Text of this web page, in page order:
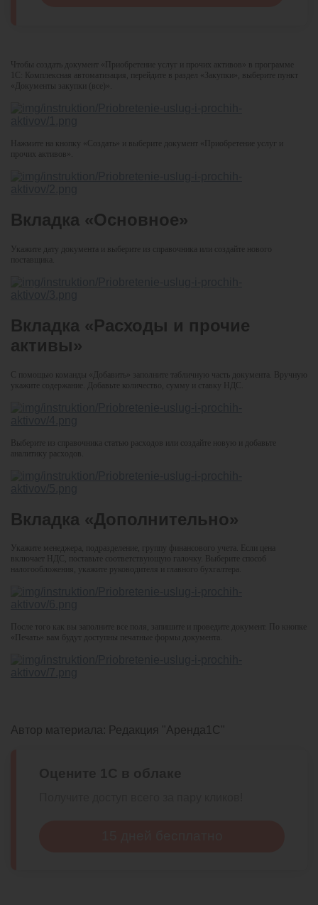
Чтобы создать документ «Приобретение услуг и прочих активов» в программе
1С: Комплексная автоматизация, перейдите в раздел «Закупки», выберите пункт
«Документы закупки (все)».
Нажмите на кнопку «Создать» и выберите документ «Приобретение услуг и
прочих активов».
Вкладка «Основное»
Укажите дату документа и выберите из справочника или создайте нового
поставщика.
Вкладка «Расходы и прочие
активы»
С помощью команды «Добавить» заполните табличную часть документа. Вручную
укажите содержание. Добавьте количество, сумму и ставку НДС.
Выберите из справочника статью расходов или создайте новую и добавьте
аналитику расходов.
Вкладка «Дополнительно»
Укажите менеджера, подразделение, группу финансового учета. Если цена
включает НДС, поставьте соответствующую галочку. Выберите способ
налогообложения, укажите руководителя и главного бухгалтера.
После того как вы заполните все поля, запишите и проведите документ. По кнопке
«Печать» вам будут доступны печатные формы документа.
Автор материала: Редакция "Аренда1С"